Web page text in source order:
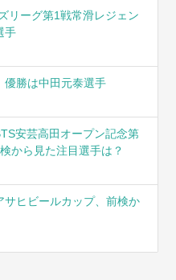
リーグ第1戦常滑レジェン
手
優勝は中田元泰選手
安芸高田オープン記念第
から見た注目選手は？
サヒビールカップ、前検か